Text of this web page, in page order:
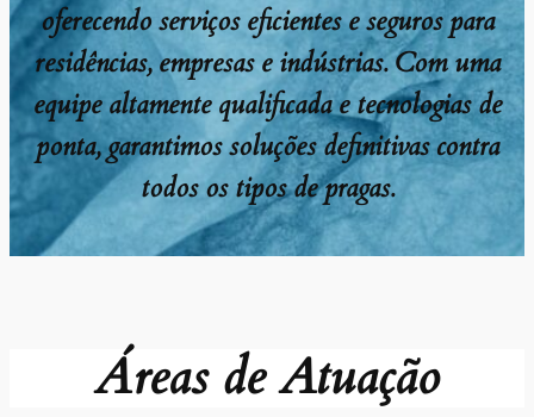
oferecendo serviços eficientes e seguros para
residências, empresas e indústrias. Com uma
equipe altamente qualificada e tecnologias de
ponta, garantimos soluções definitivas contra
todos os tipos de pragas.
Áreas de Atuação